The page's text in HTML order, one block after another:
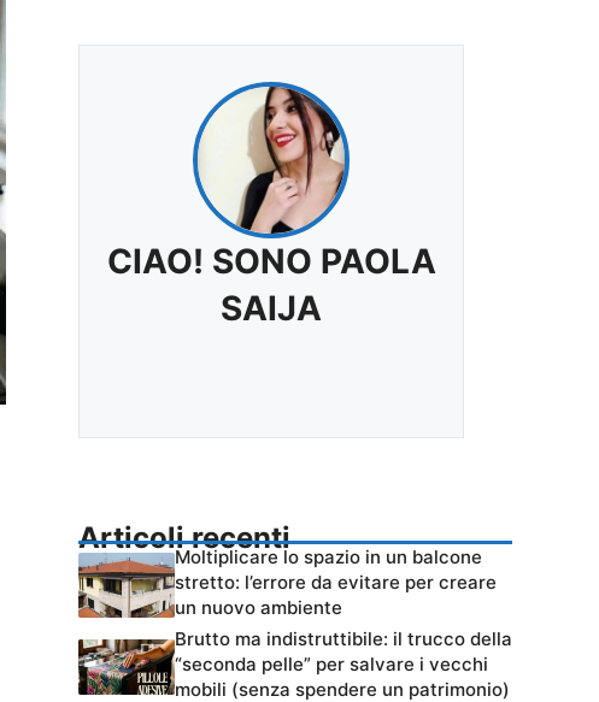
CIAO! SONO PAOLA
SAIJA
Articoli recenti
Moltiplicare lo spazio in un balcone
stretto: l’errore da evitare per creare
un nuovo ambiente
Brutto ma indistruttibile: il trucco della
“seconda pelle” per salvare i vecchi
mobili (senza spendere un patrimonio)